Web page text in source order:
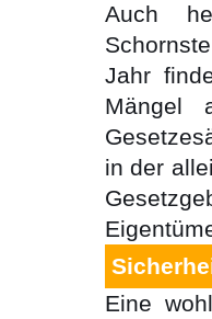
Auch
Jahr
Mängel
in der
Eine